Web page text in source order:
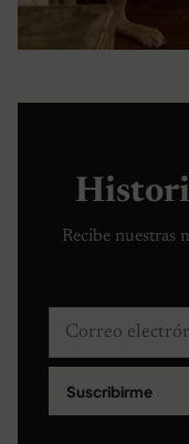
Recibe nuestras
Correo
Suscribirme